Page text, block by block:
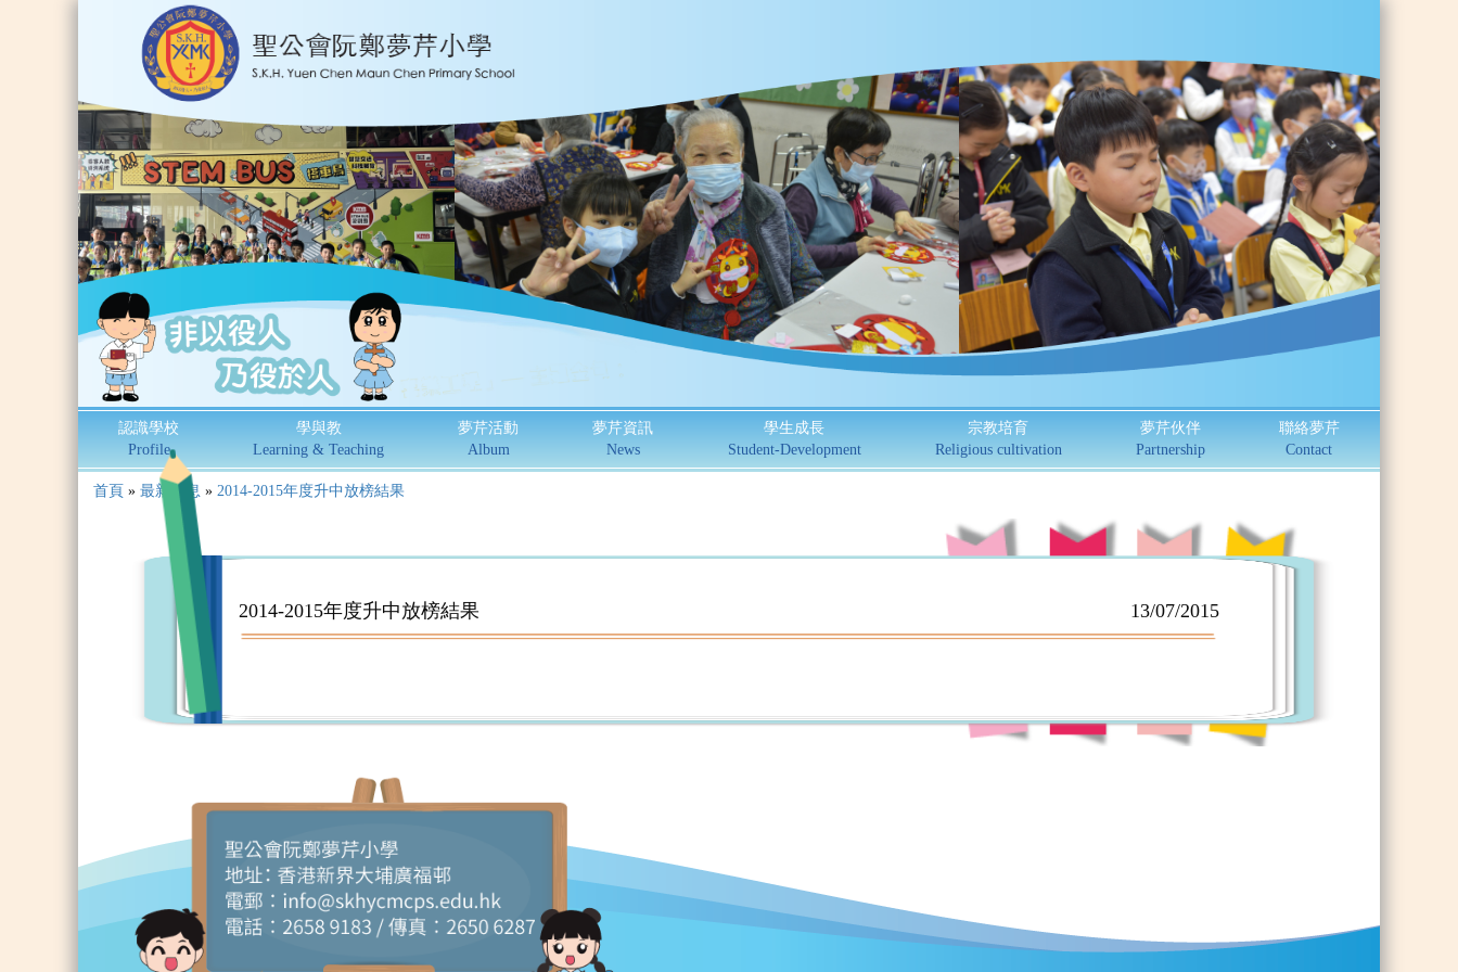
認識學校
Profile
學與教
Learning & Teaching
夢芹活動
Album
夢芹資訊
News
學生成長
Student-Development
宗教培育
Religious cultivation
夢芹伙伴
Partnership
聯絡夢芹
Contact
首頁 » 最新消息 » 2014-2015年度升中放榜結果
2014-2015年度升中放榜結果 13/07/2015